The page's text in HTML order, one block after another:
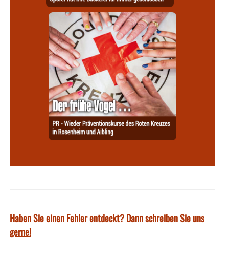
Haben Sie einen Fehler entdeckt? Dann schreiben Sie uns
gerne!